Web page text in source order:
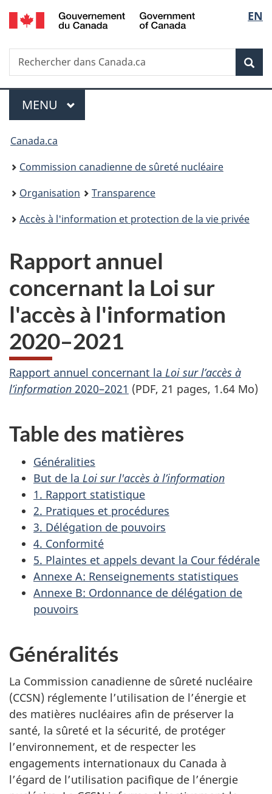
Passer
au
principal
de
la
EN
Recherche
Rechercher
dans
Menu
MENU PRINCIPAL
Vous
êtes
ici
Canada.ca
Commission canadienne de sûreté nucléaire
Organisation
Transparence
Accès à l'information et protection de la vie privée
Rapport annuel
concernant la Loi sur
l'accès à l'information
2020–2021
Rapport annuel concernant la Loi sur l’accès à
l’information 2020–2021 (PDF, 21 pages, 1.64 Mo)
Table des matières
Généralities
But de la Loi sur l'accès à l’information
1. Rapport statistique
2. Pratiques et procédures
3. Délégation de pouvoirs
4. Conformité
5. Plaintes et appels devant la Cour fédérale
Annexe A: Renseignements statistiques
Annexe B: Ordonnance de délégation de
pouvoirs
Généralités
La Commission canadienne de sûreté nucléaire
(CCSN) réglemente l’utilisation de l’énergie et
des matières nucléaires afin de préserver la
santé, la sûreté et la sécurité, de protéger
l’environnement, et de respecter les
engagements internationaux du Canada à
l’égard de l’utilisation pacifique de l’énergie